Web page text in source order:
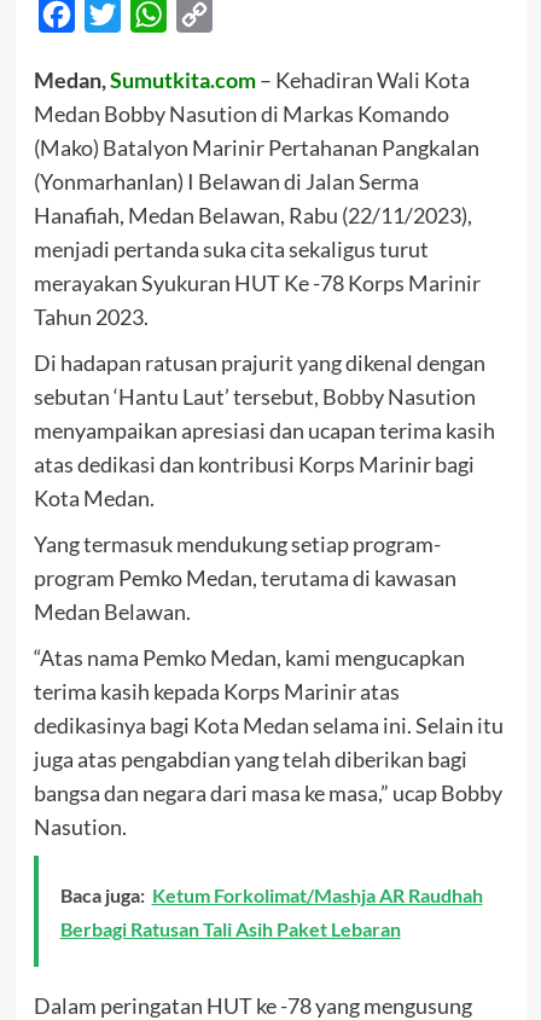
Facebook
Twitter WhatsApp
Medan,Sumutkita.com– Kehadiran Wali Kota
Medan Bobby Nasution di Markas Komando
(Mako) Batalyon Marinir Pertahanan Pangkalan
(Yonmarhanlan) I Belawan di Jalan Serma
Hanafiah, Medan Belawan, Rabu (22/11/2023),
menjadi pertanda suka cita sekaligus turut
merayakan Syukuran HUT Ke -78 Korps Marinir
Tahun 2023.
Di hadapan ratusan prajurit yang dikenal dengan
sebutan ‘Hantu Laut’ tersebut, Bobby Nasution
menyampaikan apresiasi dan ucapan terima kasih
atas dedikasi dan kontribusi Korps Marinir bagi
Kota Medan.
Yang termasuk mendukung setiap program-
program Pemko Medan, terutama di kawasan
Medan Belawan.
“Atas nama Pemko Medan, kami mengucapkan
terima kasih kepada Korps Marinir atas
dedikasinya bagi Kota Medan selama ini. Selain itu
juga atas pengabdian yang telah diberikan bagi
bangsa dan negara dari masa ke masa,” ucap Bobby
Nasution.
Baca juga: Ketum Forkolimat/Mashja AR Raudhah
Berbagi Ratusan Tali Asih Paket Lebaran
Dalam peringatan HUT ke -78 yang mengusung